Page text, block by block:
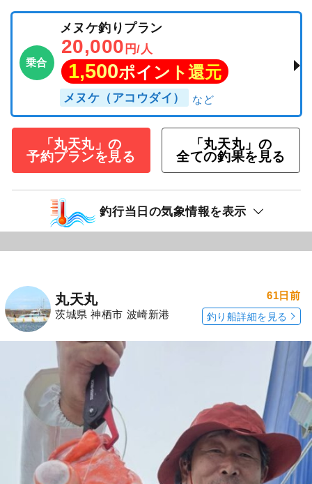
乗合
メヌケ釣りプラン
20,000 円/人
1,500ポイント還元
メヌケ（アコウダイ）
「丸天丸」の
予約プランを見る
「丸天丸」の
全ての釣果を見る
釣行当日の気象情報を表示
丸天丸
茨城県 神栖市 波崎新港
61日前
釣り船詳細を見る